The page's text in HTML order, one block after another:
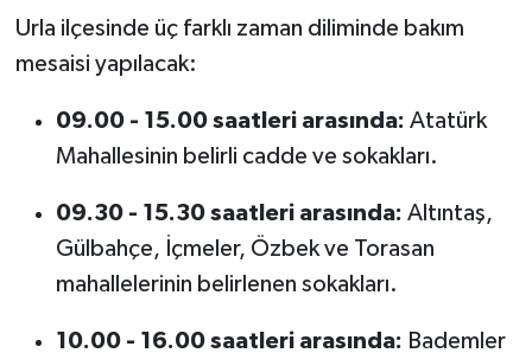
Urla ilçesinde üç farklı zaman diliminde bakım
mesaisi yapılacak:
09.00 - 15.00 saatleri arasında: Atatürk
Mahallesinin belirli cadde ve sokakları.
09.30 - 15.30 saatleri arasında: Altıntaş,
Gülbahçe, İçmeler, Özbek ve Torasan
mahallelerinin belirlenen sokakları.
10.00 - 16.00 saatleri arasında: Bademler